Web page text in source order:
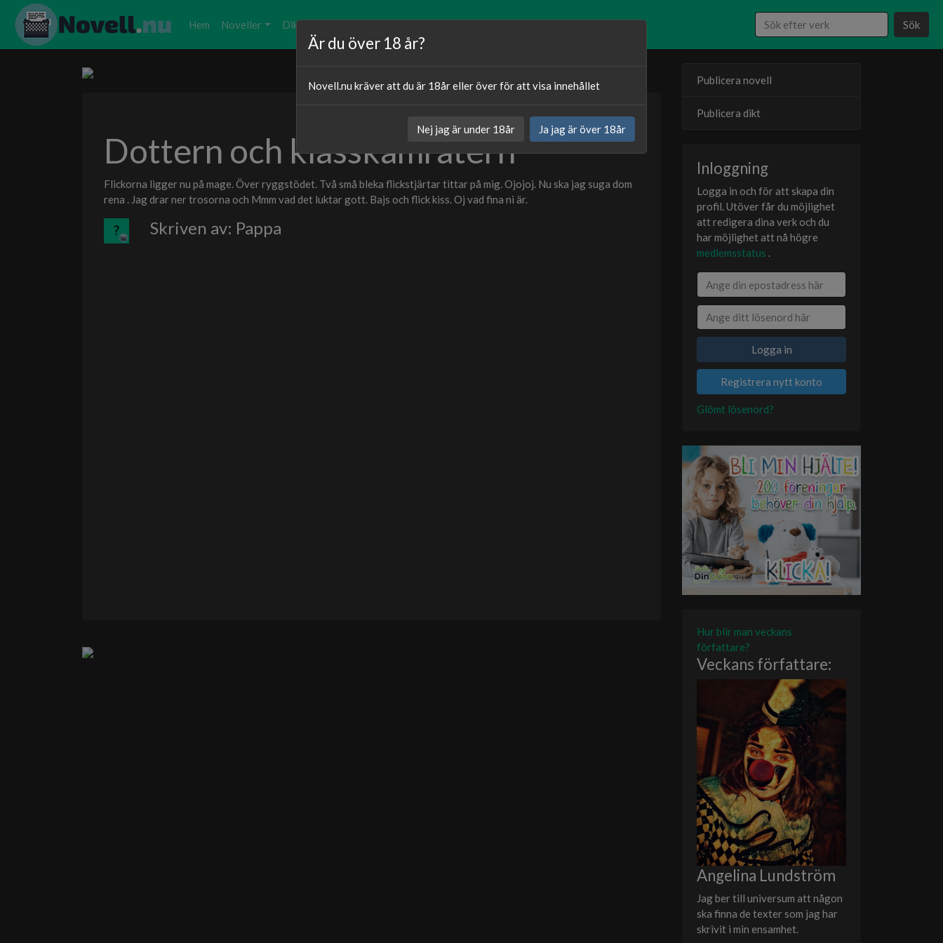
Hem Noveller Dikter Sök
15.06.2025
Kategori:
Dottern och klasskamratern
Flickorna ligger nu på mage. Över ryggstödet. Två små bleka flickstjärtar tittar på mig. Ojojoj. Nu ska jag suga dom
rena . Jag drar ner trosorna och Mmm vad det luktar gott. Bajs och flick kiss. Oj vad fina ni är.
Skriven av: Pappa
Publicera novell
Publicera dikt
Inloggning
Logga in och för att skapa din
profil. Utöver får du möjlighet
att redigera dina verk och du
har möjlighet att nå högre
medlemsstatus .
Logga in
Registrera nytt konto
Glömt lösenord?
Hur blir man veckans
författare?
Veckans författare:
Angelina Lundström
Jag ber till universum att någon
ska finna de texter som jag har
skrivit i min ensamhet.
Är du över 18 år?
Novell.nu kräver att du är 18år eller över för att visa innehållet
Nej jag är under 18år Ja jag är över 18år